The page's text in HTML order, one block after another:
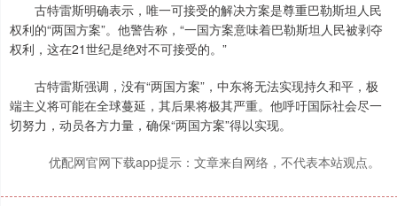
古特雷斯明确表示，唯一可接受的解决方案是尊重巴勒斯坦人民
权利的“两国方案”。他警告称，“一国方案意味着巴勒斯坦人民被剥夺
权利，这在21世纪是绝对不可接受的。”
古特雷斯强调，没有“两国方案”，中东将无法实现持久和平，极
端主义将可能在全球蔓延，其后果将极其严重。他呼吁国际社会尽一
切努力，动员各方力量，确保“两国方案”得以实现。
优配网官网下载app提示：文章来自网络，不代表本站观点。